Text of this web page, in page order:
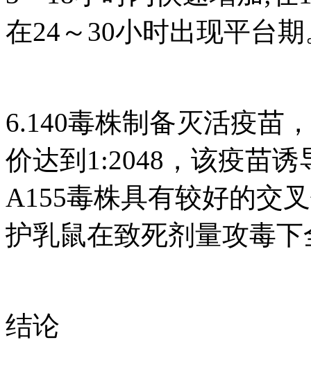
在24～30小时出现平台
6.140毒株制备灭活疫苗
价达到1:2048，该疫苗诱
A155毒株具有较好的交
护乳鼠在致死剂量攻毒
结论